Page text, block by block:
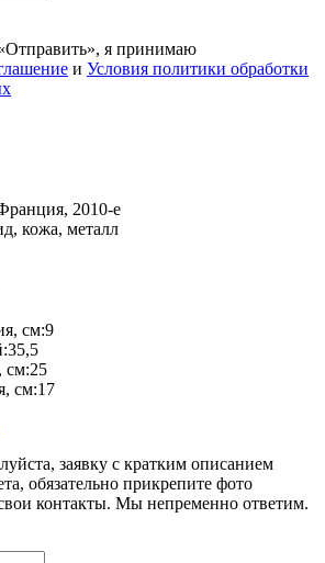
я принимаю
и Условия политики обработки
кожа, металл
2010-е
см:17
см:25
35,5
см:9
заявку с кратким описанием
обязательно прикрепите фото
контакты. Мы непременно ответим.